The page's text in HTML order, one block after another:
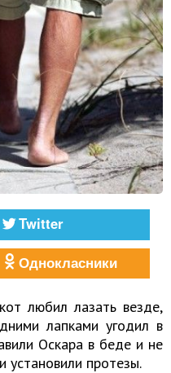
Twitter
Однокласники
любил лазать везде,
лапками угодил в
Оскара в беде и не
установили протезы.